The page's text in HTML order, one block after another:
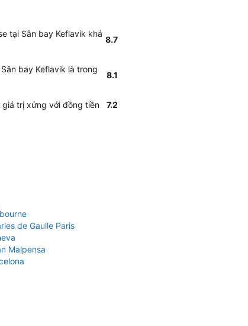
tại Sân bay Keflavik khá
8.7
bay Keflavik là trong
8.1
giá trị xứng với đồng tiền 7.2
de Gaulle Paris
Malpensa